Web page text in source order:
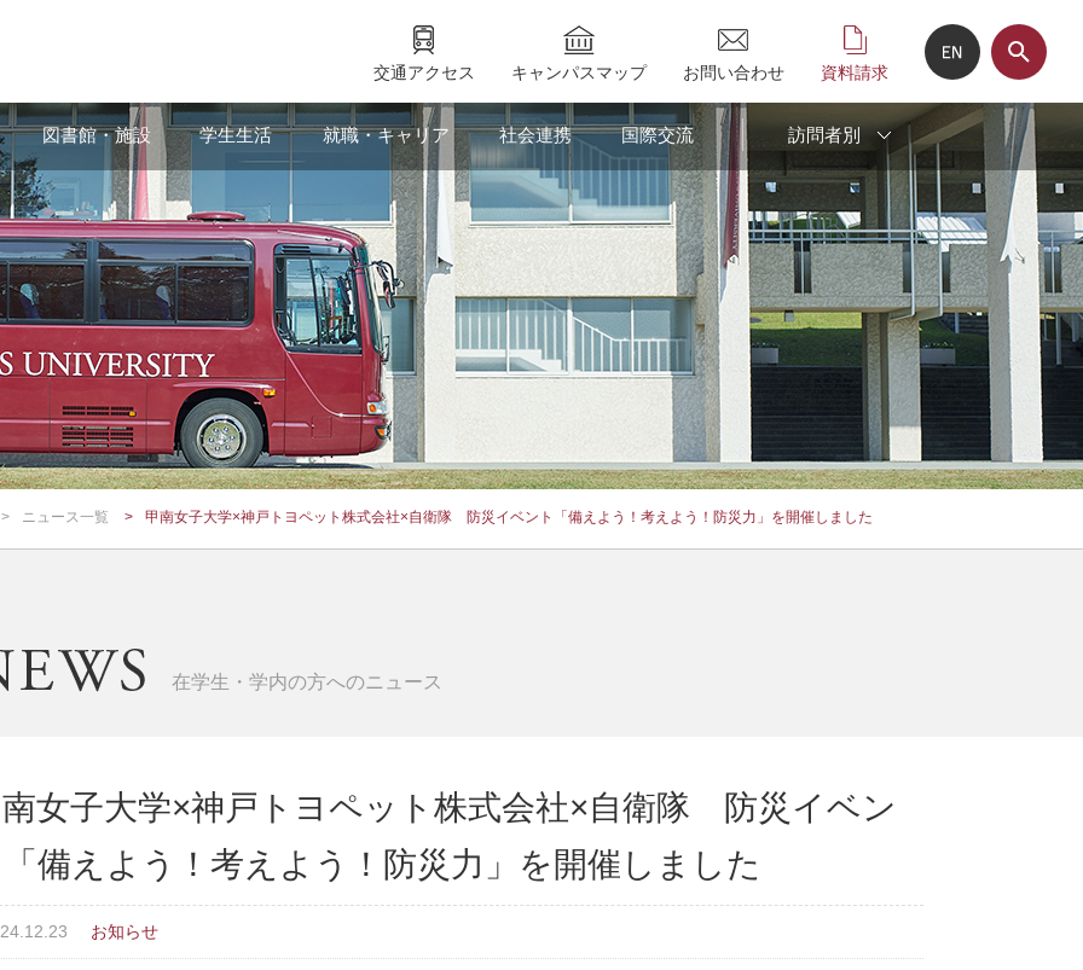
交通アクセス キャンパスマップ お問い合わせ 資料請求
図書館・施設 学生生活 就職・キャリア 社会連携 国際交流 訪問者別
ニュース一覧 甲南女子大学×神戸トヨペット株式会社×自衛隊 防災イベント「備えよう！考えよう！防災力」を開催しました
在学生・学内の方へのニュース
女子大学×神戸トヨペット株式会社×自衛隊 防災イベン
備えよう！考えよう！防災力」を開催しました
お知らせ